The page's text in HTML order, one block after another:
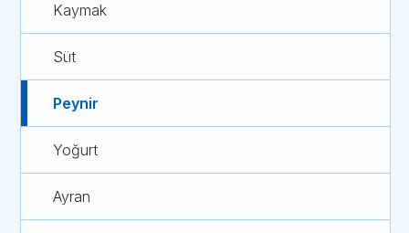
Kaymak
Süt
Peynir
Yoğurt
Ayran